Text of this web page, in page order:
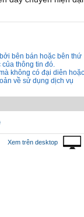
bên bán hoặc bên thứ
thông tin đó.
không có đại diên hoặc
về sử dụng dịch vụ
Xem trên desktop